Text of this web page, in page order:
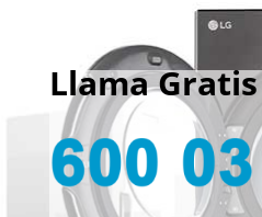
Llama Gratis